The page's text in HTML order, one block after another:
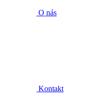
O nás
Kontakt